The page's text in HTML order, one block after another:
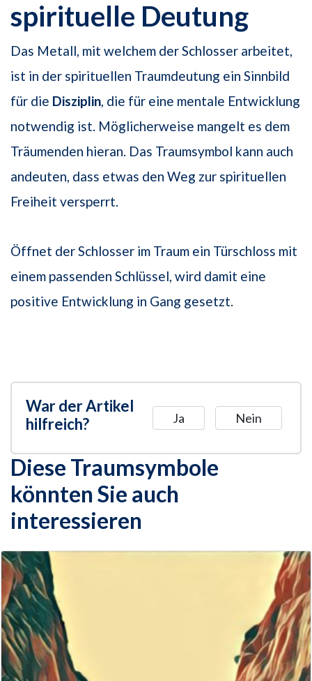
spirituelle Deutung
Das Metall, mit welchem der Schlosser arbeitet,
ist in der spirituellen Traumdeutung ein Sinnbild
für die Disziplin, die für eine mentale Entwicklung
notwendig ist. Möglicherweise mangelt es dem
Träumenden hieran. Das Traumsymbol kann auch
andeuten, dass etwas den Weg zur spirituellen
Freiheit versperrt.
Öffnet der Schlosser im Traum ein Türschloss mit
einem passenden Schlüssel, wird damit eine
positive Entwicklung in Gang gesetzt.
War der Artikel
hilfreich?
Ja Nein
Diese Traumsymbole
könnten Sie auch
interessieren